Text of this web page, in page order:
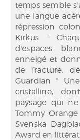
temps semble
une langue
répression
Kirkus "
d'espaces
enneigé et
de fracture,
Guardian "
cristalline,
paysage qui
Tommy
Svenska
Award en